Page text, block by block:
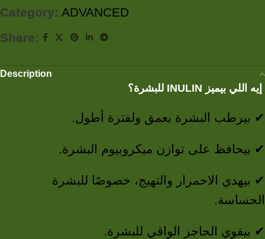
Category: ADVANCED
Share:
Description
إيه اللي بيميز INULIN للبشرة؟
✔ بيرطب البشرة بعمق ولفترة أطول.
✔ بيحافظ على توازن ميكروبيوم البشرة.
✔ بيهدي الاحمرار والتهيج، خصوصًا للبشرة
الحساسة.
✔ بيقوي الحاجز الواقي للبشرة.